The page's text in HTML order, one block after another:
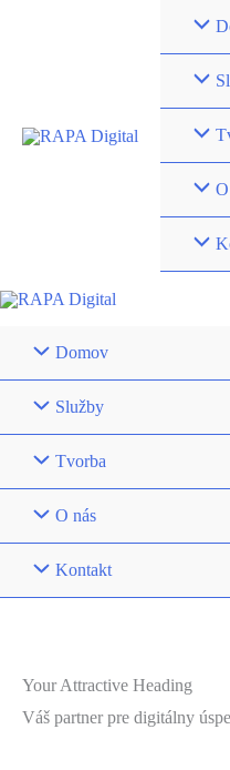
Domov
Služby
Tvorba
O nás
Kontakt
Your Attractive Heading
Váš partner pre digitálny